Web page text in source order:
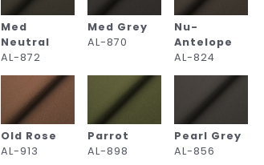
Med
Neutral
AL-872
Med Grey
AL-870
Nu-
Antelope
AL-824
Old Rose
AL-913
Parrot
AL-898
Pearl Grey
AL-856